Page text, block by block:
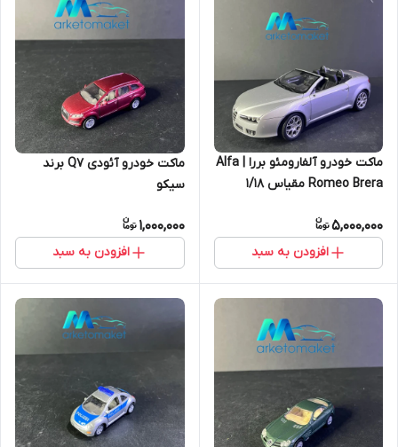
ماکت خودرو آلفارومئو بررا | Alfa
Romeo Brera مقیاس ۱/۱۸
5,000,000
افزودن به سبد
ماکت خودرو آئودی Q7 برند
سیکو
1,000,000
افزودن به سبد